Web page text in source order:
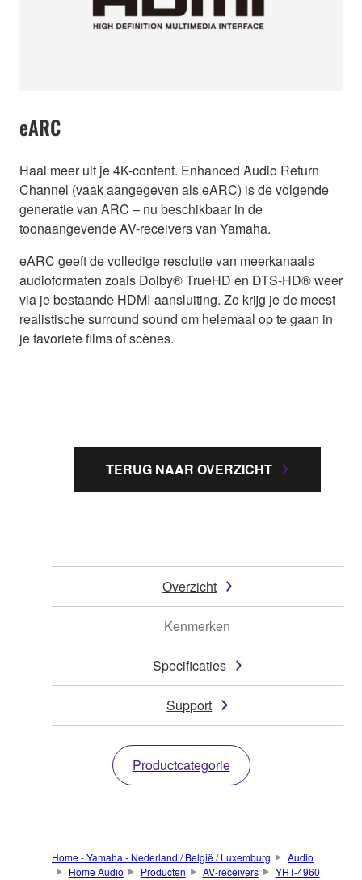
eARC
Haal meer uit je 4K-content. Enhanced Audio Return
Channel (vaak aangegeven als eARC) is de volgende
generatie van ARC – nu beschikbaar in de
toonaangevende AV-receivers van Yamaha.
eARC geeft de volledige resolutie van meerkanaals
audioformaten zoals Dolby® TrueHD en DTS-HD® weer
via je bestaande HDMI-aansluiting. Zo krijg je de meest
realistische surround sound om helemaal op te gaan in
je favoriete films of scènes.
TERUG NAAR OVERZICHT
Overzicht
Kenmerken
Specificaties
Support
Productcategorie
Home - Yamaha - Nederland / België / Luxemburg
Audio
Home Audio
Producten AV-receivers YHT-4960